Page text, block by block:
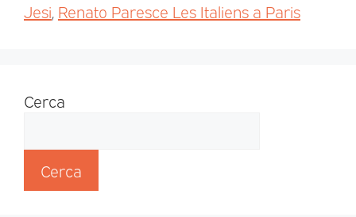
Jesi Renato Paresce Les Italiens a Paris
Cerca
Cerca